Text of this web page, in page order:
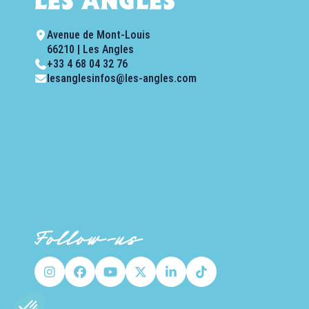
Axeptio consent
Plateforme de Gestion du Consentement : Personnalisez
Avenue de Mont-Louis
66210 | Les Angles
+33 4 68 04 32 76
lesanglesinfos@les-angles.com
Follow-us